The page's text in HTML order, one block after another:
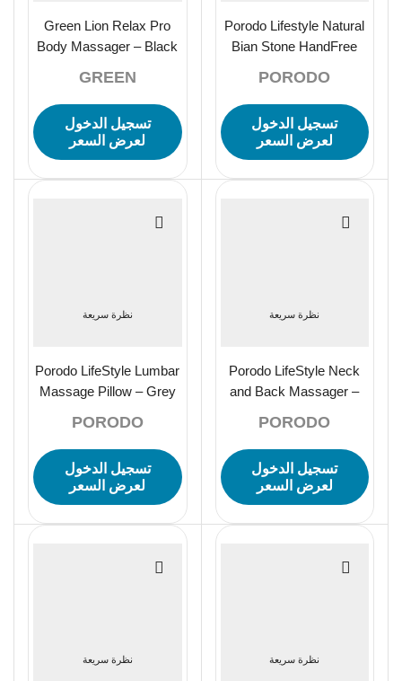
Porodo Lifestyle Natural
Bian Stone HandFree
PORODO
تسجيل الدخول
لعرض السعر
Green Lion Relax Pro
Body Massager – Black
GREEN
تسجيل الدخول
لعرض السعر
نظرة سريعة
Porodo LifeStyle Neck
and Back Massager –
PORODO
تسجيل الدخول
لعرض السعر
نظرة سريعة
Porodo LifeStyle Lumbar
Massage Pillow – Grey
PORODO
تسجيل الدخول
لعرض السعر
نظرة سريعة نظرة سريعة